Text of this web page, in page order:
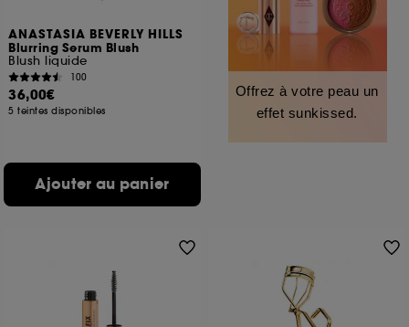
ANASTASIA BEVERLY HILLS
Blurring Serum Blush
Blush liquide
100
36,00€
5 teintes disponibles
Ajouter au panier
Offrez à votre peau un
effet sunkissed.